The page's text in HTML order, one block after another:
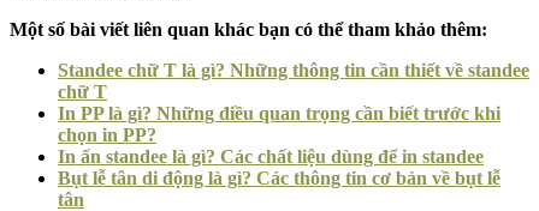
Một số bài viết liên quan khác bạn có thể tham khảo thêm:
Standee chữ T là gì? Những thông tin cần thiết về standee
chữ T
In PP là gì? Những điều quan trọng cần biết trước khi
chọn in PP?
In ấn standee là gì? Các chất liệu dùng để in standee
Bụt lễ tân di động là gì? Các thông tin cơ bản về bụt lễ
tân